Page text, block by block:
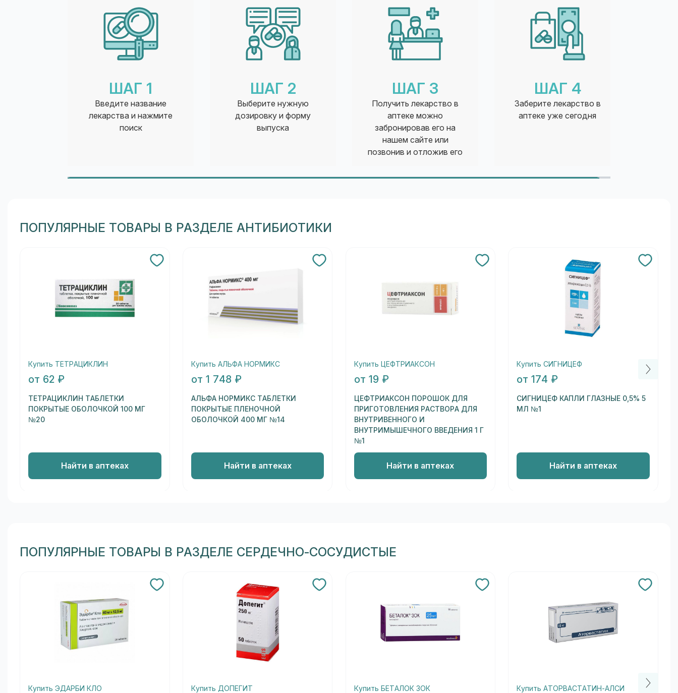
ШАГ 1
Введите название
лекарства и нажмите
поиск
ШАГ 2
Выберите нужную
дозировку и форму
выпуска
ШАГ 3
Получить лекарство в
аптеке можно
забронировав его на
нашем сайте или
позвонив и отложив его
ШАГ 4
Заберите лекарство в
аптеке уже сегодня
ПОПУЛЯРНЫЕ ТОВАРЫ В РАЗДЕЛЕ АНТИБИОТИКИ
Купить ТЕТРАЦИКЛИН
от 62 ₽
ТЕТРАЦИКЛИН ТАБЛЕТКИ
ПОКРЫТЫЕ ОБОЛОЧКОЙ 100 МГ
№20
Найти в аптеках
Купить АЛЬФА НОРМИКС
от 1 748 ₽
АЛЬФА НОРМИКС ТАБЛЕТКИ
ПОКРЫТЫЕ ПЛЕНОЧНОЙ
ОБОЛОЧКОЙ 400 МГ №14
Найти в аптеках
Купить ЦЕФТРИАКСОН
от 19 ₽
ЦЕФТРИАКСОН ПОРОШОК ДЛЯ
ПРИГОТОВЛЕНИЯ РАСТВОРА ДЛЯ
ВНУТРИВЕННОГО И
ВНУТРИМЫШЕЧНОГО ВВЕДЕНИЯ 1 Г
№1
Найти в аптеках
Купить СИГНИЦЕФ
от 174 ₽
СИГНИЦЕФ КАПЛИ ГЛАЗНЫЕ 0,5% 5
МЛ №1
Найти в аптеках
ПОПУЛЯРНЫЕ ТОВАРЫ В РАЗДЕЛЕ СЕРДЕЧНО-СОСУДИСТЫЕ
Купить ЭДАРБИ КЛО Купить ДОПЕГИТ Купить БЕТАЛОК ЗОК Купить АТОРВАСТАТИН-АЛСИ